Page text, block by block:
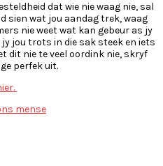
dat wie nie waag nie, sal
sien wat jou aandag trek, waag
nie weet wat kan gebeur as jy
jou trots in die sak steek en iets
dit nie te veel oordink nie, skryf
perfek uit.
mense